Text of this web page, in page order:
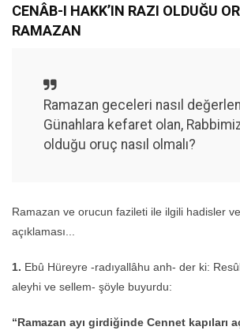
CENÂB-I HAKK’IN RAZI OLDUĞU
RAMAZAN
Ramazan geceleri nasıl
Günahlara kefaret olan,
olduğu oruç nasıl olmalı?
Ramazan ve orucun fazileti ile ilgili hadisler
açıklaması...
1. Ebû Hüreyre -radıyallâhu anh- der ki:
aleyhi ve sellem- şöyle buyurdu:
“Ramazan ayı girdiğinde Cennet kapıları